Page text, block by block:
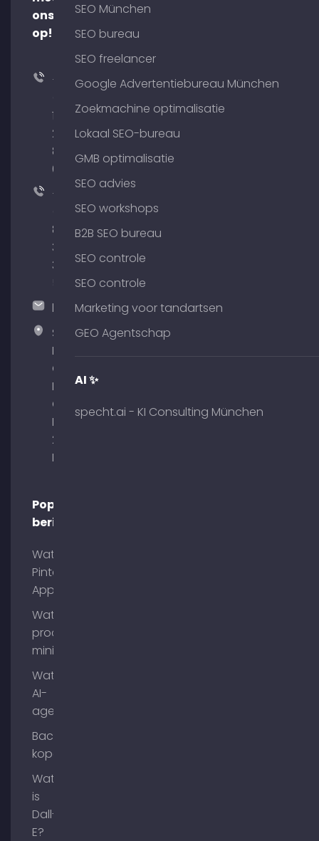
ons
op!
+49
176
204
801
64
+49
89
380
375
hallo@timospecht.de
Specht
Marketing
GmbH –
Palais am
Obelisk
Briennerstr.
29 80333
München
Populaire
berichten
Wat is
Pinterest
App?
Wat is
process
mining?
Wat zijn
AI-
agenten?
Backlinks
kopen
Wat
is
Dall-
E?
SEO München
SEO bureau
SEO freelancer
Google Advertentiebureau München
Zoekmachine optimalisatie
Lokaal SEO-bureau
GMB optimalisatie
SEO advies
SEO workshops
B2B SEO bureau
SEO controle
SEO controle
Marketing voor tandartsen
GEO Agentschap
AI ✨
specht.ai - KI Consulting München